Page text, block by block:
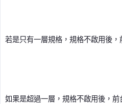
若是只有一層規格，規格不啟用後，
如果是超過一層，規格不啟用後，